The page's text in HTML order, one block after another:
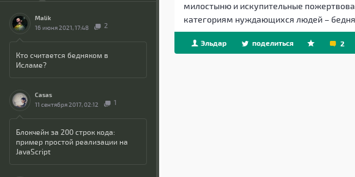
Malik
16 июня 2021, 17:48
2
Кто считается бедняком в
Исламе?
Casas
11 сентября 2017, 02:12
1
Блокчейн за 200 строк кода:
пример простой реализации на
JavaScript
милостыню и искупительные
категориям нуждающихся людей –
Эльдар поделиться 2